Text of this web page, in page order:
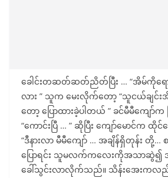
ခေါင်းတဆတ်ဆတ်ညိတ်ပြီး … “အိမ်ကိုရော
လား ” သူက မေးလိုက်တော့ “သူငယ်ချင်
တော့ ပြောထားခဲ့ပါတယ် ” ခင်မီမီကျော်က
“ကောင်းပြီ … ” ဆိုပြီး ကျော်မောင်
“ဒီနားလာ မီမီကျော် … အချိန်ရှိတုန်း တို့
ပြောရင်း သူမလက်ကလေးကိုအသာဆွဲ၍
ခေါ်သွင်းလာလိုက်သည်။ သိန်းအေးကလ